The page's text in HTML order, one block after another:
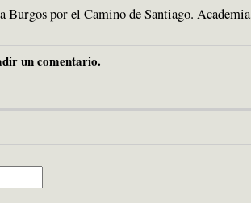
Burgos por el Camino de Santiago. Academia
un comentario.